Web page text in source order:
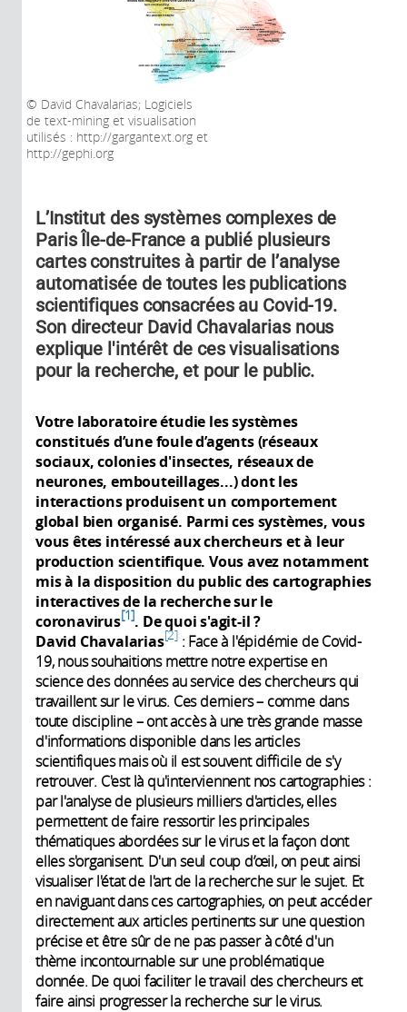
David Chavalarias; Logiciels
de text-mining et visualisation
utilisés : http://gargantext.org et
http://gephi.org
L’Institut des systèmes complexes de
Paris Île-de-France a publié plusieurs
cartes construites à partir de l’analyse
automatisée de toutes les publications
scientifiques consacrées au Covid-19.
Son directeur David Chavalarias nous
explique l'intérêt de ces visualisations
pour la recherche, et pour le public.
Votre laboratoire étudie les systèmes
constitués d’une foule d’agents (réseaux
sociaux, colonies d'insectes, réseaux de
neurones, embouteillages...) dont les
interactions produisent un comportement
global bien organisé. Parmi ces systèmes, vous
vous êtes intéressé aux chercheurs et à leur
production scientifique. Vous avez notamment
mis à la disposition du public des cartographies
interactives de la recherche sur le
coronavirus 1 . De quoi s'agit-il ?
David Chavalarias 2 : Face à l'épidémie de Covid-
19, nous souhaitions mettre notre expertise en
science des données au service des chercheurs qui
travaillent sur le virus. Ces derniers – comme dans
toute discipline – ont accès à une très grande masse
d'informations disponible dans les articles
scientifiques mais où il est souvent difficile de s'y
retrouver. C'est là qu'interviennent nos cartographies :
par l'analyse de plusieurs milliers d'articles, elles
permettent de faire ressortir les principales
thématiques abordées sur le virus et la façon dont
elles s'organisent. D'un seul coup d’œil, on peut ainsi
visualiser l'état de l'art de la recherche sur le sujet. Et
en naviguant dans ces cartographies, on peut accéder
directement aux articles pertinents sur une question
précise et être sûr de ne pas passer à côté d'un
thème incontournable sur une problématique
donnée. De quoi faciliter le travail des chercheurs et
faire ainsi progresser la recherche sur le virus.